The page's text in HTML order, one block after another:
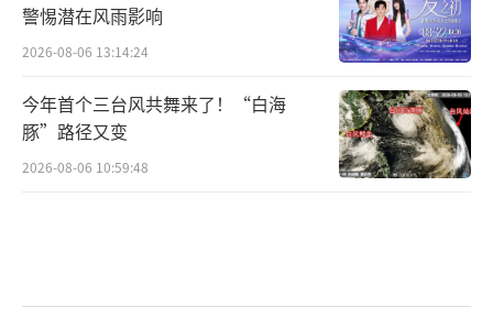
警惕潜在风雨影响
2026-08-06 13:14:24
今年首个三台风共舞来了！“白海
豚”路径又变
2026-08-06 10:59:48